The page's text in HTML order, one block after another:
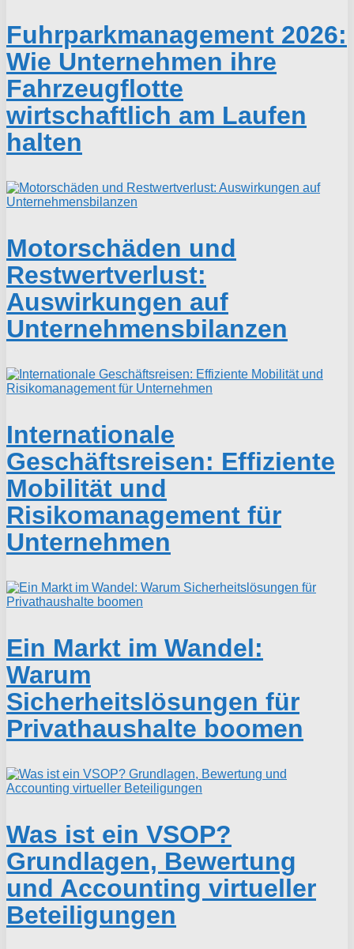
Fuhrparkmanagement 2026:
Wie Unternehmen ihre
Fahrzeugflotte
wirtschaftlich am Laufen
halten
Motorschäden und
Restwertverlust:
Auswirkungen auf
Unternehmensbilanzen
Internationale
Geschäftsreisen: Effiziente
Mobilität und
Risikomanagement für
Unternehmen
Ein Markt im Wandel:
Warum
Sicherheitslösungen für
Privathaushalte boomen
Was ist ein VSOP?
Grundlagen, Bewertung
und Accounting virtueller
Beteiligungen